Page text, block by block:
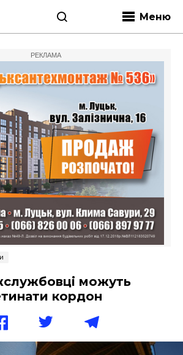
Меню
РЕКЛАМА
можуть
кордон